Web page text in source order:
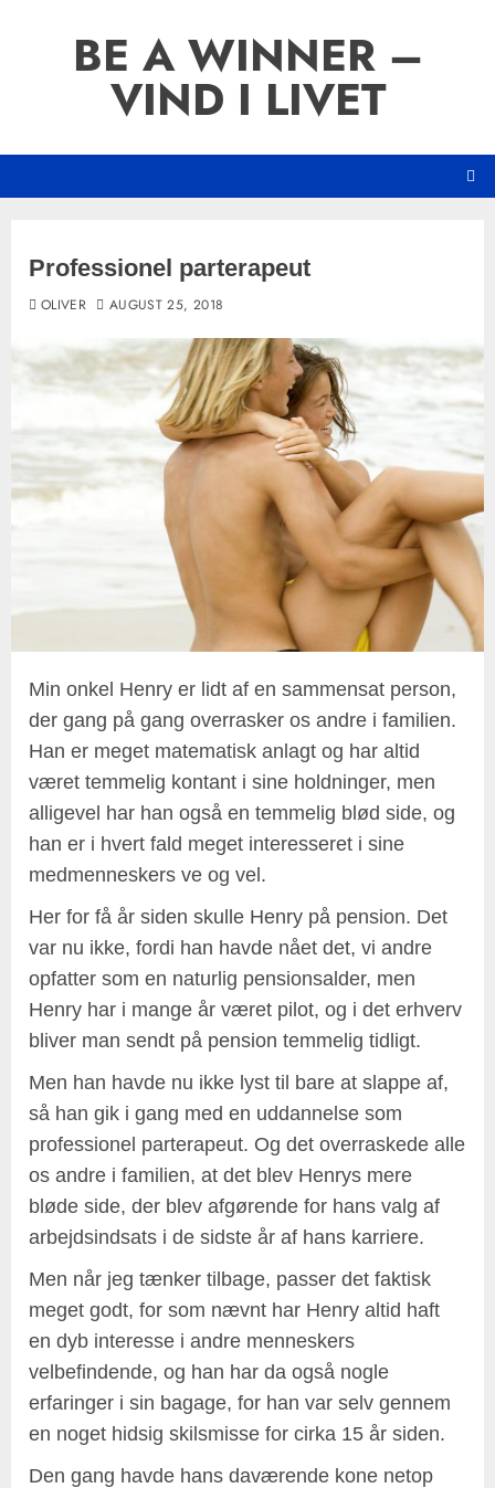
BE A WINNER –
VIND I LIVET
Professionel parterapeut
OLIVER AUGUST 25, 2018
Min onkel Henry er lidt af en sammensat person,
der gang på gang overrasker os andre i familien.
Han er meget matematisk anlagt og har altid
været temmelig kontant i sine holdninger, men
alligevel har han også en temmelig blød side, og
han er i hvert fald meget interesseret i sine
medmenneskers ve og vel.
Her for få år siden skulle Henry på pension. Det
var nu ikke, fordi han havde nået det, vi andre
opfatter som en naturlig pensionsalder, men
Henry har i mange år været pilot, og i det erhverv
bliver man sendt på pension temmelig tidligt.
Men han havde nu ikke lyst til bare at slappe af,
så han gik i gang med en uddannelse som
professionel parterapeut. Og det overraskede alle
os andre i familien, at det blev Henrys mere
bløde side, der blev afgørende for hans valg af
arbejdsindsats i de sidste år af hans karriere.
Men når jeg tænker tilbage, passer det faktisk
meget godt, for som nævnt har Henry altid haft
en dyb interesse i andre menneskers
velbefindende, og han har da også nogle
erfaringer i sin bagage, for han var selv gennem
en noget hidsig skilsmisse for cirka 15 år siden.
Den gang havde hans daværende kone netop